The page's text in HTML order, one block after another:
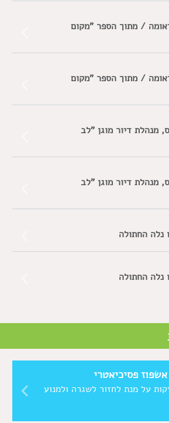
/ מתוך הספר "מקום
/ מתוך הספר "מקום
מנהלת דיור מוגן "לב
מנהלת דיור מוגן "לב
נלה החתולה
נלה החתולה
פסיכיאטרי
על מנת לחזור לשגרה ולמנוע